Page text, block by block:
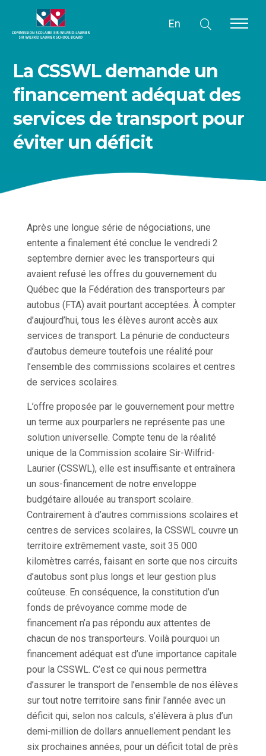
En
La CSSWL demande un
financement adéquat des
services de transport pour
éviter un déficit
Après une longue série de négociations, une
entente a finalement été conclue le vendredi 2
septembre dernier avec les transporteurs qui
avaient refusé les offres du gouvernement du
Québec que la Fédération des transporteurs par
autobus (FTA) avait pourtant acceptées. À compter
d’aujourd’hui, tous les élèves auront accès aux
services de transport. La pénurie de conducteurs
d’autobus demeure toutefois une réalité pour
l’ensemble des commissions scolaires et centres
de services scolaires.
L’offre proposée par le gouvernement pour mettre
un terme aux pourparlers ne représente pas une
solution universelle. Compte tenu de la réalité
unique de la Commission scolaire Sir-Wilfrid-
Laurier (CSSWL), elle est insuffisante et entraînera
un sous-financement de notre enveloppe
budgétaire allouée au transport scolaire.
Contrairement à d’autres commissions scolaires et
centres de services scolaires, la CSSWL couvre un
territoire extrêmement vaste, soit 35 000
kilomètres carrés, faisant en sorte que nos circuits
d’autobus sont plus longs et leur gestion plus
coûteuse. En conséquence, la constitution d’un
fonds de prévoyance comme mode de
financement n’a pas répondu aux attentes de
chacun de nos transporteurs. Voilà pourquoi un
financement adéquat est d’une importance capitale
pour la CSSWL. C’est ce qui nous permettra
d’assurer le transport de l’ensemble de nos élèves
sur tout notre territoire sans finir l’année avec un
déficit qui, selon nos calculs, s’élèvera à plus d’un
demi-million de dollars annuellement pendant les
six prochaines années, pour un déficit total de près